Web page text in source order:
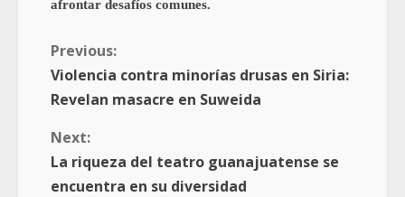
afrontar desafíos comunes.
Previous:
Violencia contra minorías drusas en Siria:
Revelan masacre en Suweida
Next:
La riqueza del teatro guanajuatense se
encuentra en su diversidad